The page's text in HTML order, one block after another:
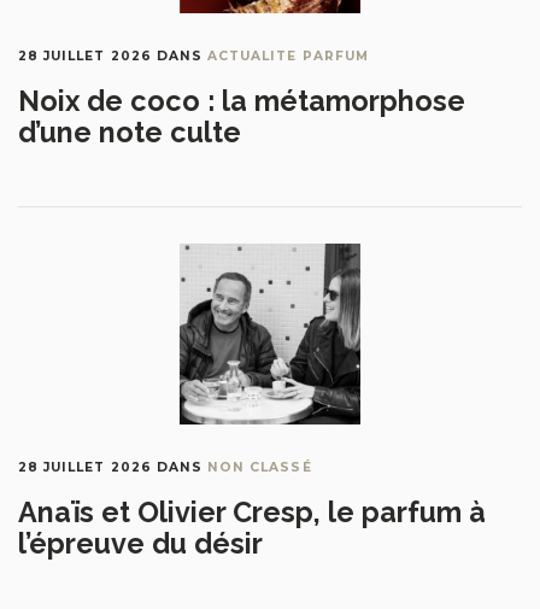
28 JUILLET 2026 DANSACTUALITE PARFUM
Noix de coco : la métamorphose
d’une note culte
28 JUILLET 2026 DANS NON CLASSÉ
Anaïs et Olivier Cresp, le parfum à
l’épreuve du désir